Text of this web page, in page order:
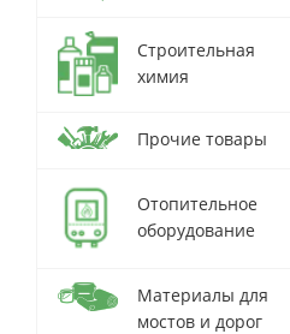
Строительная
химия
Прочие товары
Отопительное
оборудование
Материалы для
мостов и дорог